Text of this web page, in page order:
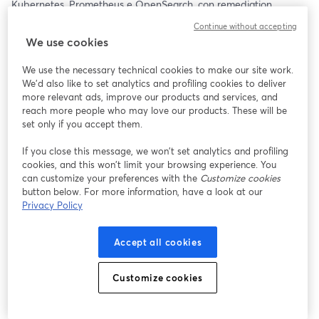
Kubernetes, Prometheus e OpenSearch, con remediation
🗓️ Martedì 16 dicembre 2025 | ⏰ 12:00 – 12:45
Perché partecipare?
Se gestisci infrastrutture IT moderne o cloud-native complesse,
sai già quanto sia critico mantenere governance e  controllo in
tracciabilità, controllo e sicurezza, subire fermi non pianificati e
annegare nel rumore di alert che non riesci a correlare
efficacemente: le operation diventano meno tracciabili e più
soggette a errori.
più gestibile e sicura grazie ad automazioni basate sul repository
come unica Source of Truth. Un modello replicabile che sfrutta le
nostre competenze infrastrutturali storiche per orchestrare
We use cookies
We use the necessary technical cookies to make our site work.
We'd also like to set analytics and profiling cookies to deliver
more relevant ads, improve our products and services, and
reach more people who may love our products. These will be
set only if you accept them.
If you close this message, we won’t set analytics and profiling
cookies, and this won’t limit your browsing experience. You
can customize your preferences with the Customize cookies
button below. For more information, have a look at our
Privacy Policy
Accept all cookies
Customize cookies
Continue without accepting